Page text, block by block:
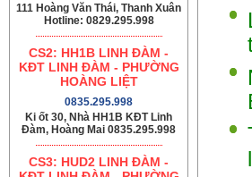
111 Hoàng Văn Thái, Thanh Xuân
Hotline: 0829.295.998
CS2: HH1B LINH ĐÀM -
KĐT LINH ĐÀM - PHƯỜNG
HOÀNG LIỆT
0835.295.998
Ki ốt 30, Nhà HH1B KĐT Linh
Đàm, Hoàng Mai 0835.295.998
CS3: HUD2 LINH ĐÀM -